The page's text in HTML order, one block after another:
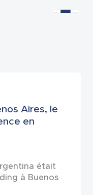
Aires, le
en
était
à Buenos